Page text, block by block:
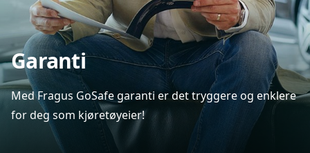
Garanti
Med Fragus GoSafe garanti er det tryggere og enklere
for deg som kjøretøyeier!